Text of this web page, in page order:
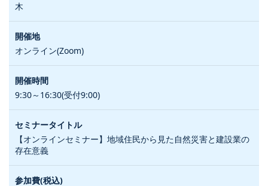
木
オンライン(Zoom)
9:30～16:30(受付9:00)
【オンラインセミナー】地域住民から見た自然災害と建設業の
存在意義